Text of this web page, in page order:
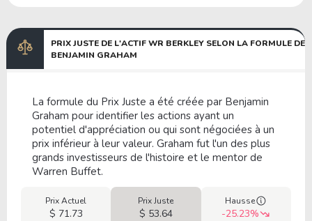
PRIX JUSTE DE L'ACTIF WR BERKLEY SELON LA FORMULE DE
BENJAMIN GRAHAM
La formule du Prix Juste a été créée par Benjamin
Graham pour identifier les actions ayant un
potentiel d'appréciation ou qui sont négociées à un
prix inférieur à leur valeur. Graham fut l'un des plus
grands investisseurs de l'histoire et le mentor de
Warren Buffet.
Prix Actuel
$ 71.73
Prix Juste
$ 53.64
Hausse
-25.23%